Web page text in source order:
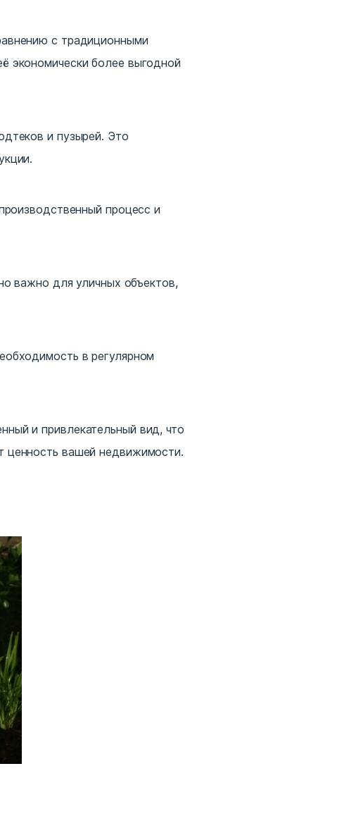
с традиционными
экономически более выгодной
и пузырей. Это
процесс и
важно для уличных объектов,
в регулярном
и привлекательный вид, что
ценность вашей недвижимости.